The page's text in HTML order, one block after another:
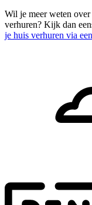
Wil je meer weten
verhuren? Kijk dan
je huis verhuren via